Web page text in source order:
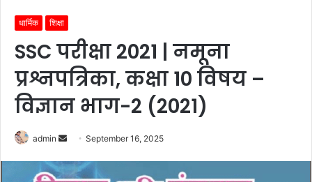
धार्मिक शिक्षा
SSC परीक्षा 2021 | नमूना
प्रश्नपत्रिका, कक्षा 10 विषय –
विज्ञान भाग-2 (2021)
admin
Send
email
September 16, 2025